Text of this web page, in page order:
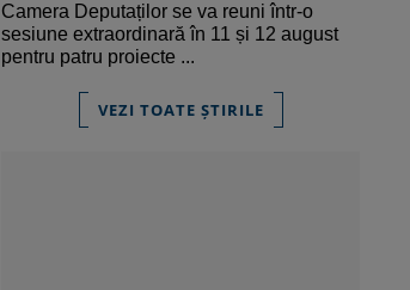
Camera Deputaților se va reuni într-o
sesiune extraordinară în 11 și 12 august
pentru patru proiecte ...
VEZI TOATE ȘTIRILE